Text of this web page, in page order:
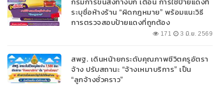
ระบุชื่อห้างร้าน “ผิดกฎหมาย” พร้อมแนะวิธี
การตรวจสอบป้ายแดงที่ถูกต้อง
171 3 มิ.ย. 2569
สพฐ. เดินหน้ายกระดับคุณภาพชีวิตครูอัตรา
จ้าง ปรับสถานะ “จ้างเหมาบริการ” เป็น
“ลูกจ้างชั่วคราว”